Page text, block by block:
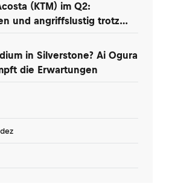
(KTM) im Q2:
und angriffslustig trotz
in Silverstone? Ai Ogura
die Erwartungen